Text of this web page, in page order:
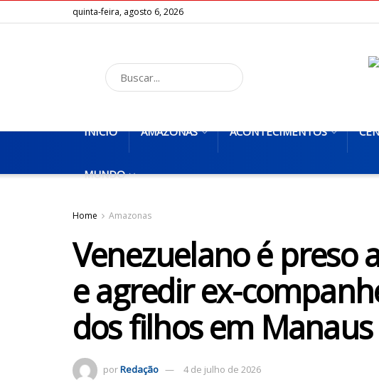
quinta-feira, agosto 6, 2026
INÍCIO AMAZONAS ACONTECIMENTOS
MUNDO
Home Amazonas
Venezuelano é preso
e agredir ex-
dos filhos em Manaus
porRedação 4 de julho de 2026